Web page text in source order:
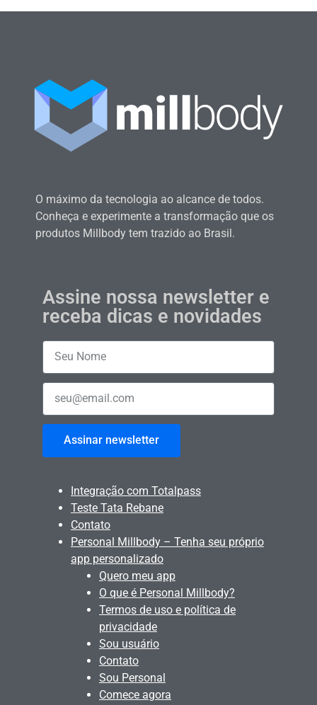
O máximo da tecnologia ao alcance de todos.
Conheça e experimente a transformação que os
produtos Millbody tem trazido ao Brasil.
Assine nossa newsletter e
receba dicas e novidades
Assinar newsletter
Integração com Totalpass
Teste Tata Rebane
Contato
Personal Millbody – Tenha seu próprio
app personalizado
Quero meu app
O que é Personal Millbody?
Termos de uso e política de
privacidade
Sou usuário
Contato
Sou Personal
Comece agora